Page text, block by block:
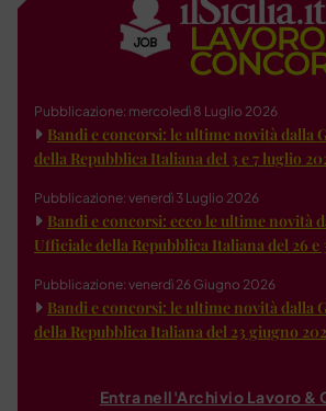
Pubblicazione: mercoledì 8 Luglio 2026
Bandi e concorsi: le ultime novità dalla
della Repubblica Italiana del 3 e 7 luglio
Pubblicazione: venerdì 3 Luglio 2026
Bandi e concorsi: ecco le ultime novità
Ufficiale della Repubblica Italiana del 26 e
Pubblicazione: venerdì 26 Giugno 2026
Bandi e concorsi: le ultime novità dalla
della Repubblica Italiana del 23 giugno
Entra nell'Archivio Lavoro &